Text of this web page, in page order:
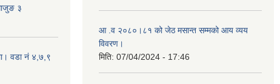
३
वडा नं ४,७,९
आ .व २०८०।८१ को जेठ मसान्त सम्मको आय व्यय
विवरण।
मिति: 07/04/2024 - 17:46